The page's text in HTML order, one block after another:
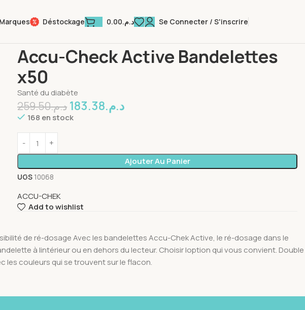
Déstockage د.م.0.00 Se Connecter / S'inscrire
Accu-Check Active Bandelettes
x50
Santé du diabète
د.م.259.50 د.م.183.38
168 en stock
Ajouter Au Panier
UGS 10068
ACCU-CHEK
Add to wishlist
de ré-dosage Avec les bandelettes Accu-Chek Active, le ré-dosage dans le
à lintérieur ou en dehors du lecteur. Choisir loption qui vous convient. Double
les couleurs qui se trouvent sur le flacon.